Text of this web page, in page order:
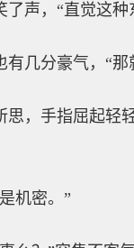
声，“直觉这
几分豪气，“
思，手指屈起轻
机密。”